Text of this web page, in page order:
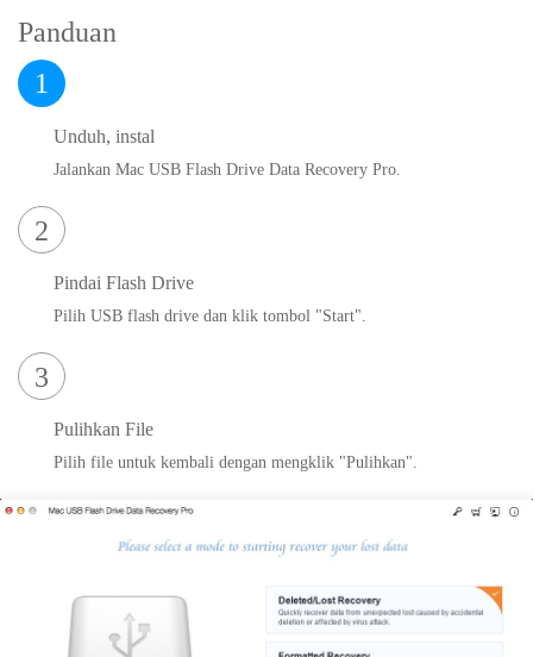
Panduan
1
Unduh, instal
Jalankan Mac USB Flash Drive Data Recovery Pro.
2
Pindai Flash Drive
Pilih USB flash drive dan klik tombol "Start".
3
Pulihkan File
Pilih file untuk kembali dengan mengklik "Pulihkan".